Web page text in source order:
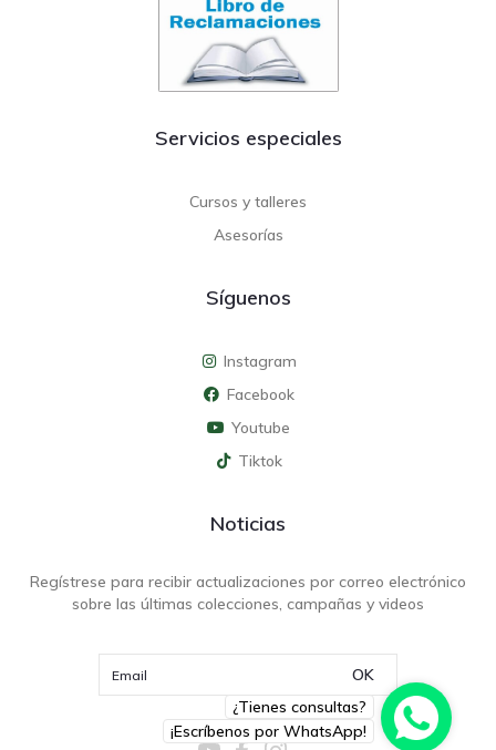
¿Tienes consultas?
¡Escríbenos por WhatsApp!
Servicios especiales
Cursos y talleres
Asesorías
Síguenos
Instagram
Facebook
Youtube
Tiktok
Noticias
Regístrese para recibir actualizaciones por correo electrónico
sobre las últimas colecciones, campañas y videos
OK